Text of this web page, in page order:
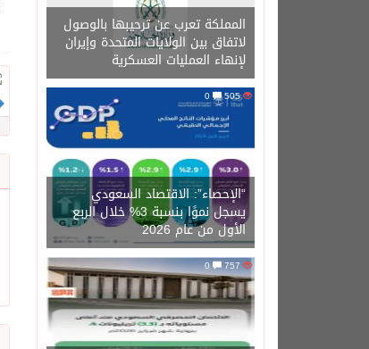
المملكة تعرب عن ترحيبها بالوصول
لاتفاق بين الولايات المتحدة وإيران
لإنهاء العمليات العسكرية
505
“الإحصاء”: الاقتصاد السعودي
يسجل نموًا بنسبة 3% خلال الربع
الأول من عام 2026
757
0